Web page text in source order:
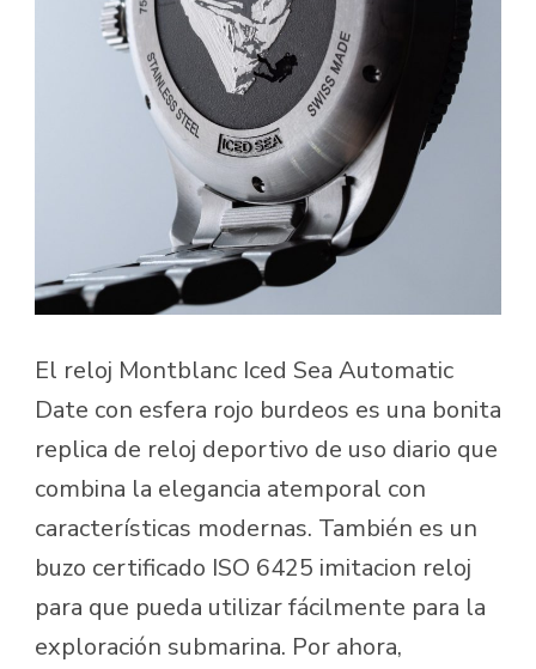
El reloj Montblanc Iced Sea Automatic
Date con esfera rojo burdeos es una bonita
replica de reloj deportivo de uso diario que
combina la elegancia atemporal con
características modernas. También es un
buzo certificado ISO 6425 imitacion reloj
para que pueda utilizar fácilmente para la
exploración submarina. Por ahora,